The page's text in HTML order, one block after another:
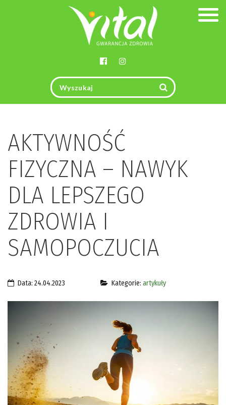
AKTYWNOŚĆ
FIZYCZNA – NAWYK
DLA LEPSZEGO
ZDROWIA I
SAMOPOCZUCIA
Data: 24.04.2023 Kategorie: artykuły